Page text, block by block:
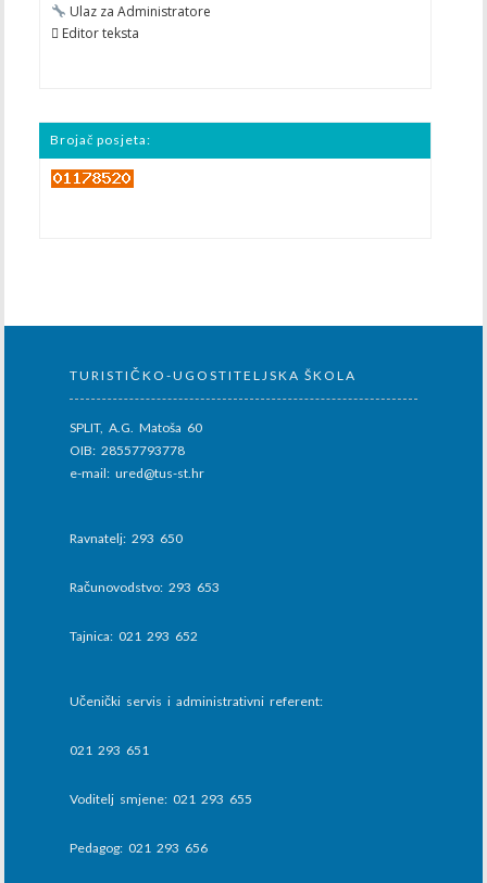
Ulaz za Administratore
 Editor teksta
Brojač posjeta:
TURISTIČKO-UGOSTITELJSKA ŠKOLA
SPLIT, A.G. Matoša 60
OIB: 28557793778
e-mail: ured@tus-st.hr
Ravnatelj: 293 650
Računovodstvo: 293 653
Tajnica: 021 293 652
Učenički servis i administrativni referent:
021 293 651
Voditelj smjene: 021 293 655
Pedagog: 021 293 656